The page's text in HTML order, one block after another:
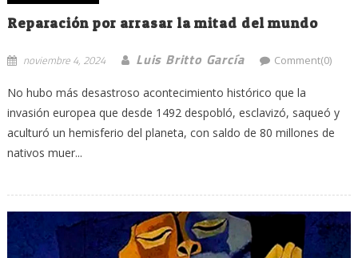
Reparación por arrasar la mitad del mundo
noviembre 4, 2024 Luis Britto García Comment(0)
No hubo más desastroso acontecimiento histórico que la
invasión europea que desde 1492 despobló, esclavizó, saqueó y
aculturó un hemisferio del planeta, con saldo de 80 millones de
nativos muer...